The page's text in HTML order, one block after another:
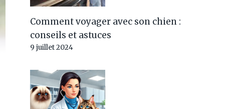
Comment voyager avec son chien :
conseils et astuces
9 juillet 2024